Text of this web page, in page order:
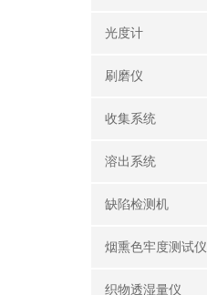
光度计
刷磨仪
收集系统
溶出系统
缺陷检测机
烟熏色牢度测试仪
织物透湿量仪